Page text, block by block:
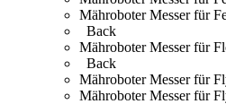
Mähroboter Messer für
Back
Mähroboter Messer für
Back
Mähroboter Messer für
Mähroboter Messer für